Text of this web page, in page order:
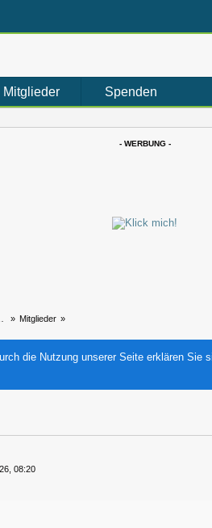
Mitglieder Spenden
- WERBUNG -
» Mitglieder »
die Nutzung unserer Seite erklären
08:20